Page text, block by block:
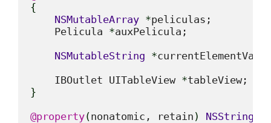
{
NSMutableArray *peliculas;
    Pelicula
*auxPelicula;
NSMutableString *
    IBOutlet UITableView
*
}
@property(nonatomic, retain ) NSString